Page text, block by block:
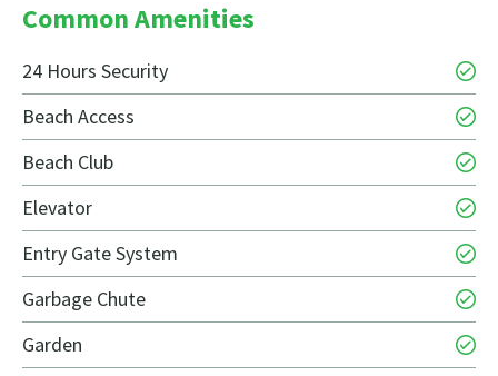
Common Amenities
24 Hours Security
Beach Access
Beach Club
Elevator
Entry Gate System
Garbage Chute
Garden